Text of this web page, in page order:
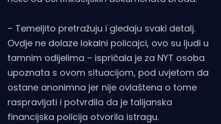
– Temeljito pretražuju i gledaju svaki detalj.
Ovdje ne dolaze lokalni policajci, ovo su ljudi u
tamnim odijelima – ispričala je za NYT osoba
upoznata s ovom situacijom, pod uvjetom da
ostane anonimna jer nije ovlaštena o tome
raspravljati i potvrdila da je talijanska
financijska policija otvorila istragu.